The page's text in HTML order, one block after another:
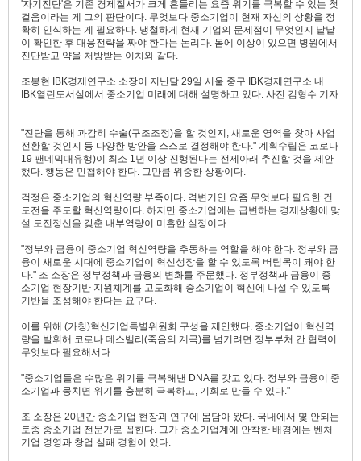
'자기진단'은 기존 경제질서가 크게 흔들리는 요즘 위기를 극복할 수 있는 첫
걸음이라는 게 그의 판단이다. 무엇보다 중소기업이 현재 자신의 상황을 정
확히 인식하는 게 필요하다. 냉철하게 현재 기업의 문제점이 무엇인지 낱낱
이 확인한 후 대응전략을 짜야 한다는 논리다. 몸에 이상이 있으면 병원에서
진단받고 약을 처방받는 이치와 같다.
조봉현 IBK경제연구소 소장이 지난달 29일 서울 중구 IBK경제연구소 내
IBK열린도서실에서 중소기업 미래에 대해 설명하고 있다. 사진 김형수 기자
"진단을 통해 과감히 수술(구조조정)을 할 것인지, 새로운 영역을 찾아 사업
전환할 것인지 등 다양한 방안을 스스로 결정해야 한다." 계획수립은 코로나
19 팬데믹대유행)이 최소 1년 이상 진행된다는 전제아래 추진할 것을 제안
했다. 행동은 민첩해야 한다. 그만큼 위중한 상황이다.
걱정은 중소기업의 혁신역량 부족이다. 격변기인 요즘 무엇보다 필요한 건
도전을 주도할 혁신역량이다. 하지만 중소기업에는 급변하는 경제상황에 맞
설 도전정신을 갖춘 내부역량이 미흡한 실정이다.
"정부와 금융이 중소기업 혁신역량을 추동하는 역할을 해야 한다. 정부와 금
융이 새로운 시대에 중소기업이 혁신성장을 할 수 있도록 버팀목이 돼야 한
다." 조 소장은 정부정책과 금융의 변화를 주문했다. 정부정책과 금융이 중
소기업 현장기반 지원체계를 고도화해 중소기업이 혁신에 나설 수 있도록
기반을 조성해야 한다는 요구다.
이를 위해 (가칭)혁신기업특별위원회 구성을 제안했다. 중소기업이 혁신역
량을 발휘해 코로나 데스밸리(죽음의 계곡)를 넘기려면 정부부처 간 협력이
무엇보다 필요해서다.
"중소기업들은 수많은 위기를 극복해낸 DNA를 갖고 있다. 정부와 금융이 중
소기업과 뭉치면 위기를 충분히 극복하고, 기회로 만들 수 있다."
조 소장은 20년간 중소기업 현장과 연구에 몸담아 왔다. 국내에서 몇 안되는
토종 중소기업 전문가로 꼽힌다. 그가 중소기업계에 안착한 배경에는 벤처
기업 경영과 창업 실패 경험이 있다.